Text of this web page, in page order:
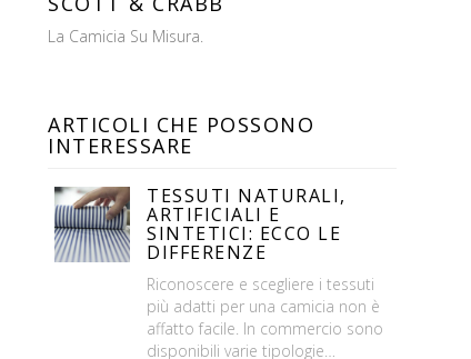
La Camicia Su Misura.
ARTICOLI CHE POSSONO
INTERESSARE
TESSUTI NATURALI,
ARTIFICIALI E
SINTETICI: ECCO LE
DIFFERENZE
Riconoscere e scegliere i tessuti
più adatti per una camicia non è
affatto facile. In commercio sono
disponibili varie tipologie…